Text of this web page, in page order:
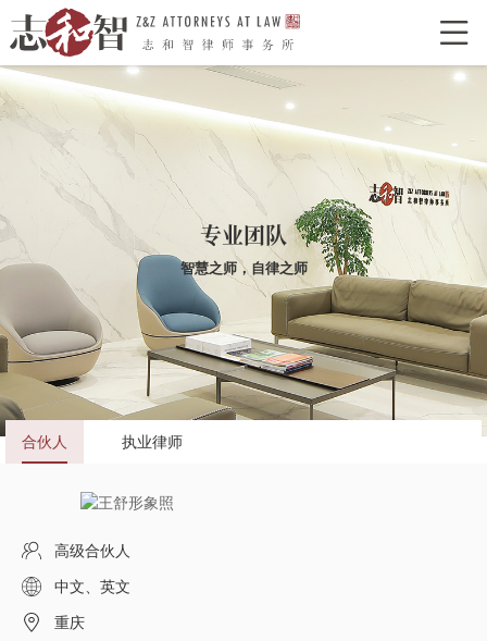

网站首页
走进志和智
律所介绍 律所荣誉 特色型服务 合作单位
志和智律师
合伙人 执业律师
业务领域
经典案例
新闻资讯
律所党建
联系我们
专业团队
智慧之师，自律之师
合伙人 执业律师
高级合伙人
中文、英文
重庆